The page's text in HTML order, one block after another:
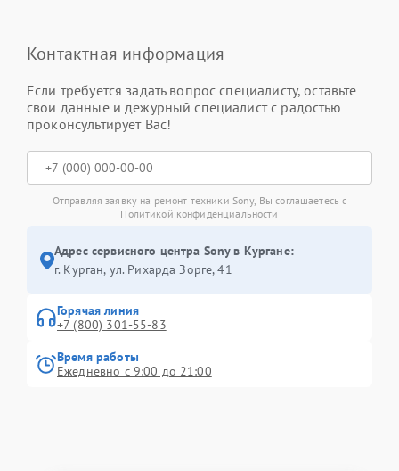
Контактная информация
Если требуется задать вопрос специалисту, оставьте
свои данные и дежурный специалист с радостью
проконсультирует Вас!
Отправляя заявку на ремонт техники Sony, Вы соглашаетесь с
Политикой конфиденциальности
Адрес сервисного центра Sony в Кургане:
г. Курган, ул. Рихарда Зорге, 41
Горячая линия
+7 (800) 301-55-83
Время работы
Ежедневно с 9:00 до 21:00